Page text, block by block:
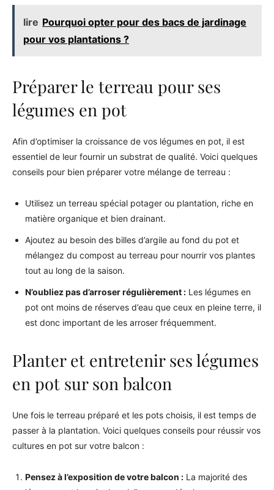
lire Pourquoi opter pour des bacs de jardinage
pour vos plantations ?
Préparer le terreau pour ses
légumes en pot
Afin d’optimiser la croissance de vos légumes en pot, il est
essentiel de leur fournir un substrat de qualité. Voici quelques
conseils pour bien préparer votre mélange de terreau :
Utilisez un terreau spécial potager ou plantation, riche en
matière organique et bien drainant.
Ajoutez au besoin des billes d’argile au fond du pot et
mélangez du compost au terreau pour nourrir vos plantes
tout au long de la saison.
N’oubliez pas d’arroser régulièrement : Les légumes en
pot ont moins de réserves d’eau que ceux en pleine terre, il
est donc important de les arroser fréquemment.
Planter et entretenir ses légumes
en pot sur son balcon
Une fois le terreau préparé et les pots choisis, il est temps de
passer à la plantation. Voici quelques conseils pour réussir vos
cultures en pot sur votre balcon :
Pensez à l’exposition de votre balcon : La majorité des